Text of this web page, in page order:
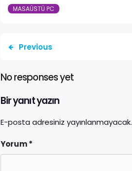
MASAÜSTÜ PC
Previous
No responses yet
Bir yanıt yazın
E-posta adresiniz yayınlanmayacak.
Yorum*